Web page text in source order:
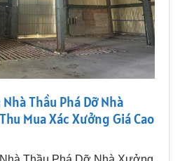
Thầu Phá Dỡ Nhà
Mua Xác Xưởng Giá Cao